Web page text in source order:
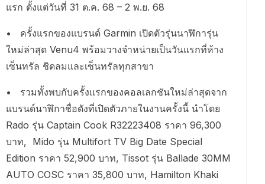
แรก ตั้งแต่วันที่ 31 ต.ค. 68 – 2 พ.ย. 68
• ครั้งแรกของแบรนด์ Garmin เปิดตัวรุ่นนาฬิการุ่น
ใหม่ล่าสุด Venu4 พร้อมวางจำหน่ายเป็นวันแรกที่ห้าง
เซ็นทรัล ชิดลมและเซ็นทรัลทุกสาขา
• รวมทั้งพบกับครั้งแรกของคอลเลกชันใหม่ล่าสุดจาก
แบรนด์นาฬิกาชื่อดังที่เปิดตัวภายในงานครั้งนี้ นำโดย
Rado รุ่น Captain Cook R32223408 ราคา 96,300
บาท, Mido รุ่น Multifort TV Big Date Special
Edition ราคา 52,900 บาท, Tissot รุ่น Ballade 30MM
AUTO COSC ราคา 35,800 บาท, Hamilton Khaki